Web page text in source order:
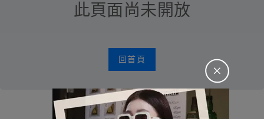
＋
此頁面尚未開放
回首頁